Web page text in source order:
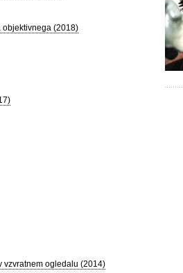
objektivnega (2018)
vzvratnem ogledalu (2014)